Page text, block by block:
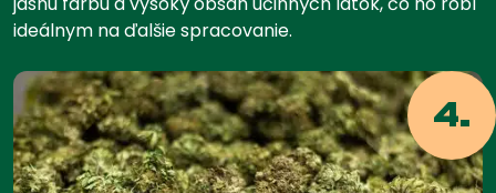
ideálnym na ďalšie spracovanie.
4.